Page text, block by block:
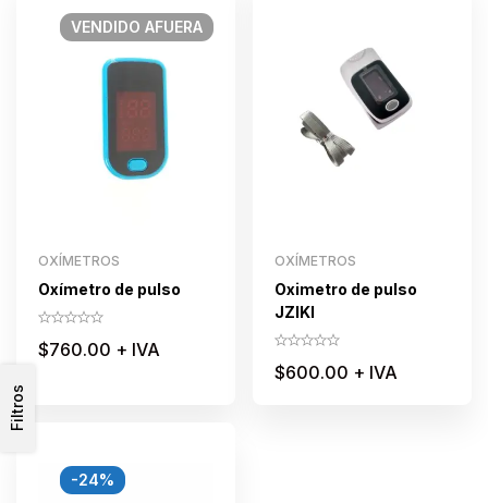
Filtros
VENDIDO AFUERA
OXÍMETROS
Oxímetro de pulso
$760.00 + IVA
OXÍMETROS
Oximetro de pulso
JZIKI
$600.00 + IVA
-24%